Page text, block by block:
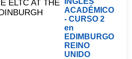
ACADÉMICO
- CURSO 2
en
EDIMBURGO
REINO
UNIDO